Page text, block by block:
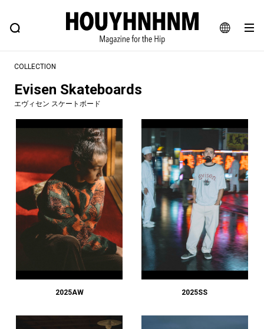
JA
FEATURE BLOG SNAP
ヒップなファッション、カルチャー、ライフスタイルWEBマガジン
#SHOPPING ADDICT #憧れの逸品
#ESSENTIAL DESIGNS #古着サミット
#NEW VINTAGE #マイナーグッド図鑑
#路地裏てぃーん。 #MONTHLY JOURNAL
#GH 銘品の所以 #フイナムのYouTube
#Commune H #FOCUS IT #AH.H
#ととけん #FASHION #MUSIC #MOVIE
#SNEAKER #OUTDOOR
COLLECTION
Evisen Skateboards
エヴィセン スケートボード
2025AW 2025SS